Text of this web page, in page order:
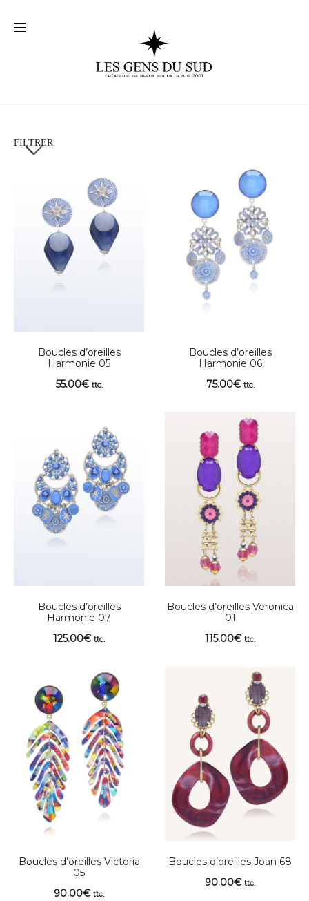
FILTRER
Boucles d’oreilles
Harmonie 05
55.00€ ttc.
Boucles d’oreilles
Harmonie 06
75.00€ ttc.
Boucles d’oreilles
Harmonie 07
125.00€ ttc.
Boucles d’oreilles Veronica
01
115.00€ ttc.
Boucles d’oreilles Victoria
05
90.00€ ttc.
Boucles d’oreilles Joan 68
90.00€ ttc.